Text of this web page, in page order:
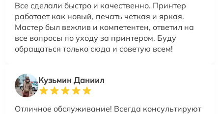
Все сделали быстро и качественно. Принтер
работает как новый, печать четкая и яркая.
Мастер был вежлив и компетентен, ответил на
все вопросы по уходу за принтером. Буду
обращаться только сюда и советую всем!
Кузьмин Даниил
Отличное обслуживание! Всегда консультируют